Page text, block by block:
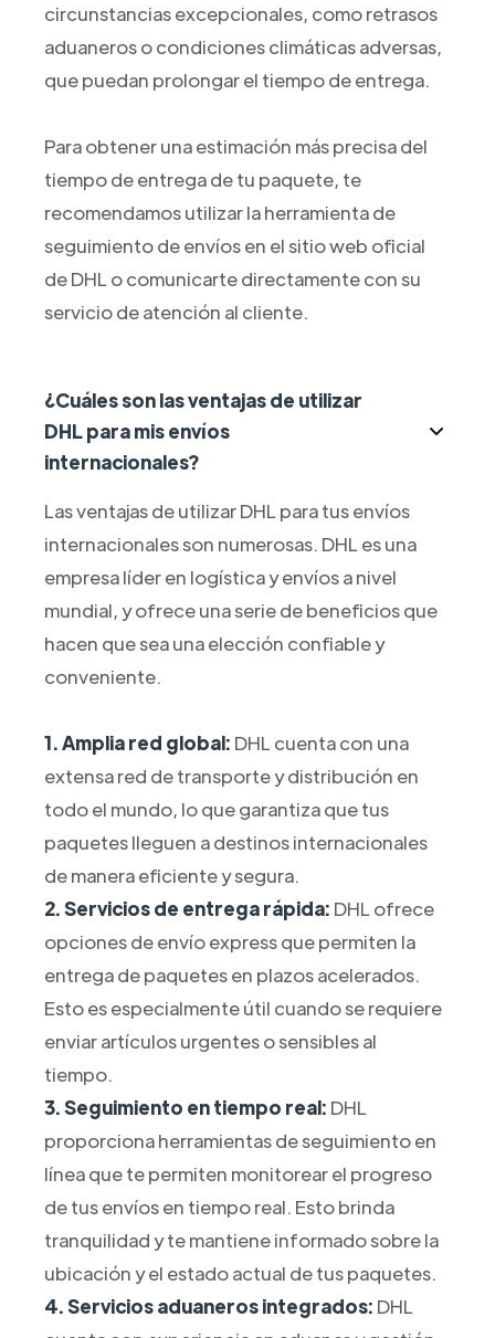
circunstancias excepcionales, como retrasos
aduaneros o condiciones climáticas adversas,
que puedan prolongar el tiempo de entrega.
Para obtener una estimación más precisa del
tiempo de entrega de tu paquete, te
recomendamos utilizar la herramienta de
seguimiento de envíos en el sitio web oficial
de DHL o comunicarte directamente con su
servicio de atención al cliente.
¿Cuáles son las ventajas de utilizar
DHL para mis envíos
internacionales?
Las ventajas de utilizar DHL para tus envíos
internacionales son numerosas. DHL es una
empresa líder en logística y envíos a nivel
mundial, y ofrece una serie de beneficios que
hacen que sea una elección confiable y
conveniente.
1. Amplia red global: DHL cuenta con una
extensa red de transporte y distribución en
todo el mundo, lo que garantiza que tus
paquetes lleguen a destinos internacionales
de manera eficiente y segura.
2. Servicios de entrega rápida: DHL ofrece
opciones de envío express que permiten la
entrega de paquetes en plazos acelerados.
Esto es especialmente útil cuando se requiere
enviar artículos urgentes o sensibles al
tiempo.
3. Seguimiento en tiempo real: DHL
proporciona herramientas de seguimiento en
línea que te permiten monitorear el progreso
de tus envíos en tiempo real. Esto brinda
tranquilidad y te mantiene informado sobre la
ubicación y el estado actual de tus paquetes.
4. Servicios aduaneros integrados: DHL